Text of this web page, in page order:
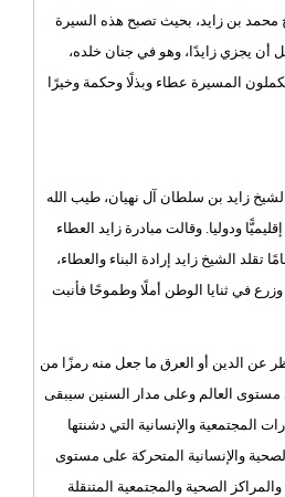
محمد بن زايد، بحيث تصبح هذه السيرة
أن يجزي زايدًا، وهو في جنان خلده،
المسيرة عطاء وبذلًا وحكمة وخيرًا
زايد بن سلطان آل نهيان، طيب الله
ودوليا. وقالت مبادرة زايد العطاء
إن السادس من آب/ أغسطس يصادف اليوبيل الذهبي من عمر مسيرة عامرة بالإنجازات فقبل 50 عامًا تقلد الشيخ زايد إرادة البناء والعطاء،
في ثنايا الوطن أملًا وطموحًا فأنبت
عن الدين أو العرق ما جعل منه رمزًا من
مستوى العالم وعلى مدار السنين سيبقى
المجتمعية والإنسانية التي دشنتها
والإنسانية المتحركة على مستوى
الصحية والمجتمعية المتنقلة